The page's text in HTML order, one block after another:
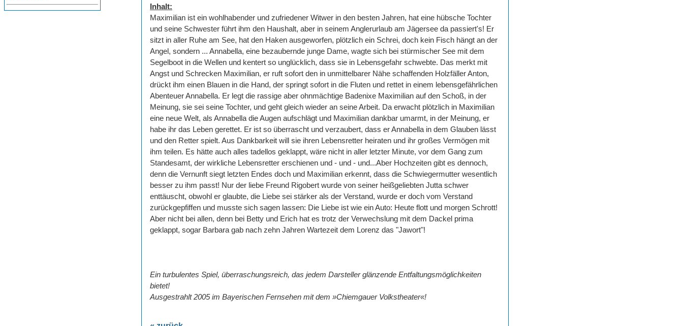
Inhalt:
Maximilian ist ein wohlhabender und zufriedener Witwer in den besten Jahren, hat eine hübsche Tochter
und seine Schwester führt ihm den Haushalt, aber in seinem Anglerurlaub am Jägersee da passiert's! Er
sitzt in aller Ruhe am See, hat den Haken ausgeworfen, plötzlich ein Schrei, doch kein Fisch hängt an der
Angel, sondern ... Annabella, eine bezaubernde junge Dame, wagte sich bei stürmischer See mit dem
Segelboot in die Wellen und kentert so unglücklich, dass sie in Lebensgefahr schwebte. Das merkt mit
Angst und Schrecken Maximilian, er ruft sofort den in unmittelbarer Nähe schaffenden Holzfäller Anton,
drückt ihm einen Blauen in die Hand, der springt sofort in die Fluten und rettet in einem lebensgefährlichen
Abenteuer Annabella. Er legt die rassige aber ohnmächtige Badenixe Maximilian auf den Schoß, in der
Meinung, sie sei seine Tochter, und geht gleich wieder an seine Arbeit. Da erwacht plötzlich in Maximilian
eine neue Welt, als Annabella die Augen aufschlägt und Maximilian dankbar umarmt, in der Meinung, er
habe ihr das Leben gerettet. Er ist so überrascht und verzaubert, dass er Annabella in dem Glauben lässt
und den Retter spielt. Aus Dankbarkeit will sie ihren Lebensretter heiraten und ihr großes Vermögen mit
ihm teilen. Es hätte auch alles tadellos geklappt, wäre nicht in aller letzter Minute, vor dem Gang zum
Standesamt, der wirkliche Lebensretter erschienen und - und - und...Aber Hochzeiten gibt es dennoch,
denn die Vernunft siegt letzten Endes doch und Maximilian erkennt, dass die Schwiegermutter wesentlich
besser zu ihm passt! Nur der liebe Freund Rigobert wurde von seiner heißgeliebten Jutta schwer
enttäuscht, obwohl er glaubte, die Liebe sei stärker als der Verstand, wurde er doch vom Verstand
zurückgepfiffen und musste sich sagen lassen: Die Liebe ist wie ein Auto: Heute flott und morgen Schrott!
Aber nicht bei allen, denn bei Betty und Erich hat es trotz der Verwechslung mit dem Dackel prima
geklappt, sogar Barbara gab nach zehn Jahren Wartezeit dem Lorenz das "Jawort"!
Ein turbulentes Spiel, überraschungsreich, das jedem Darsteller glänzende Entfaltungsmöglichkeiten
bietet!
Ausgestrahlt 2005 im Bayerischen Fernsehen mit dem »Chiemgauer Volkstheater«!